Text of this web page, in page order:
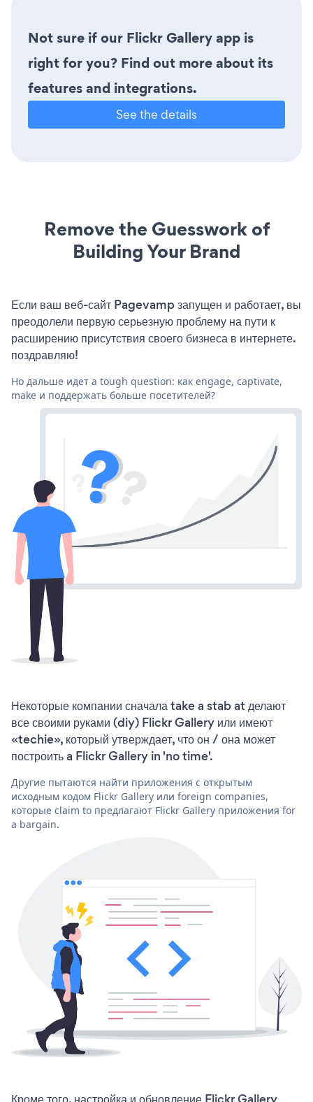
Not sure if our Flickr Gallery app is
right for you? Find out more about its
features and integrations.
See the details
Remove the Guesswork of
Building Your Brand
Если ваш веб-сайт Pagevamp запущен и работает, вы
преодолели первую серьезную проблему на пути к
расширению присутствия своего бизнеса в интернете.
поздравляю!
Но дальше идет a tough question: как engage, captivate,
make и поддержать больше посетителей?
Некоторые компании сначала take a stab at делают
все своими руками (diy) Flickr Gallery или имеют
«techie», который утверждает, что он / она может
построить a Flickr Gallery in 'no time'.
Другие пытаются найти приложения с открытым
исходным кодом Flickr Gallery или foreign companies,
которые claim to предлагают Flickr Gallery приложения for
a bargain.